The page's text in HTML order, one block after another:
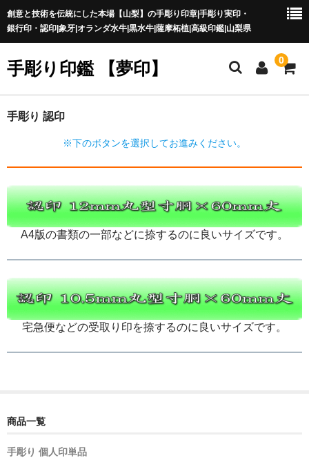
創意と技術を伝統にした本場【山梨】の手彫り印章|手彫り実印・
銀行印・認印|象牙|オランダ水牛|黒水牛|薩摩柘植|高級印鑑|山梨県
手彫り印鑑 【夢印】 0
夢印TOP
一級印章彫刻技能士
印鑑の材質
印鑑の種類
印鑑の書体
象牙印鑑の種類
手彫り 認印
※下のボタンを選択してお進みください。
A4版の書類の一部などに捺するのに良いサイズです。
宅急便などの受取り印を捺するのに良いサイズです。
商品一覧
手彫り 個人印単品